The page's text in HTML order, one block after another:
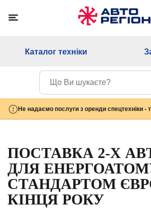
Каталог техніки
Не надаємо послуги з оренди спецтехніки -
ПОСТАВКА 2-Х
ДЛЯ
СТАНДАРТОМ
КІНЦЯ РОКУ